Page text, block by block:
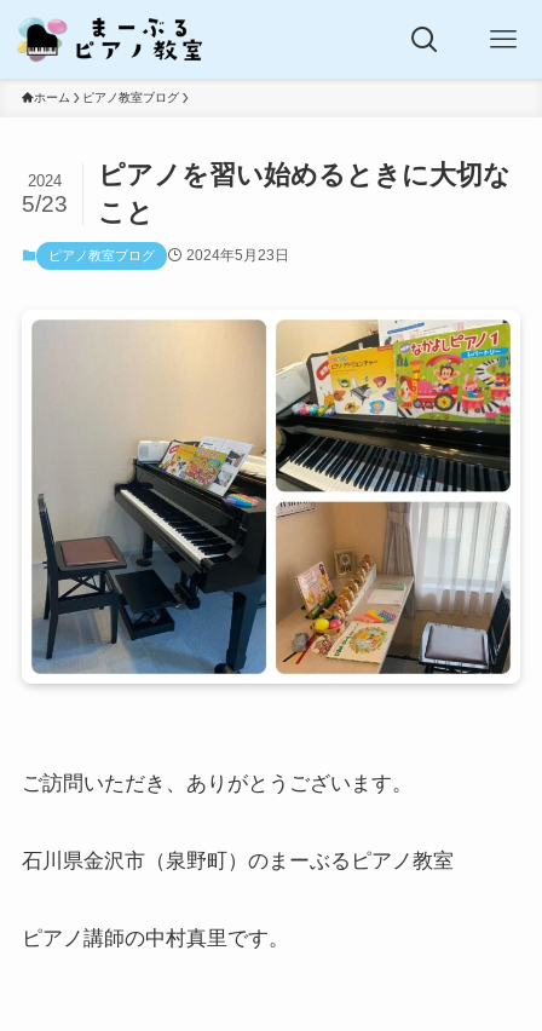
ホーム ピアノ教室ブログ
ピアノを習い始めるときに大切な
こと
2024
5/23
ピアノ教室ブログ 2024年5月23日
ご訪問いただき、ありがとうございます。
石川県金沢市（泉野町）のまーぶるピアノ教室
ピアノ講師の中村真里です。